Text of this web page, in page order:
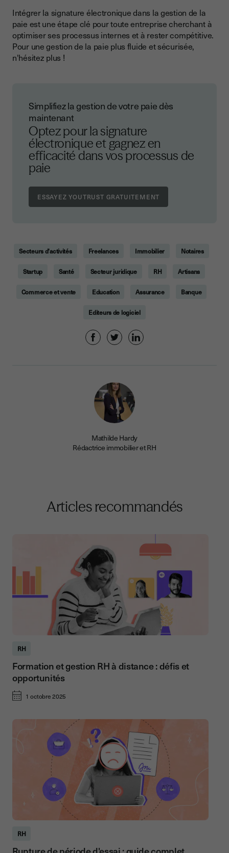
Intégrer la signature électronique dans la gestion de la
paie est une étape clé pour toute entreprise cherchant à
optimiser ses processus internes et à rester compétitive.
Pour une gestion de la paie plus fluide et sécurisée,
n'hésitez plus !
Simplifiez la gestion de votre paie dès
maintenant
Optez pour la signature
électronique et gagnez en
efficacité dans vos processus de
paie
Secteurs d'activités Freelances Immobilier Notaires
Startup Santé Secteur juridique RH Artisans
Commerce et vente Education Assurance Banque
Editeurs de logiciel
Mathilde Hardy
Rédactrice immobilier et RH
Articles recommandés
RH
Formation et gestion RH à distance : défis et
opportunités
1 octobre 2025
RH